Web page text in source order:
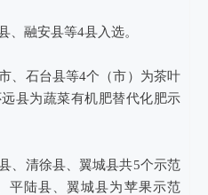
、融安县等4县入选。
、石台县等4个（市）为茶叶
县为蔬菜有机肥替代化肥示
、清徐县、翼城县共5个示范
平陆县、翼城县为苹果示范